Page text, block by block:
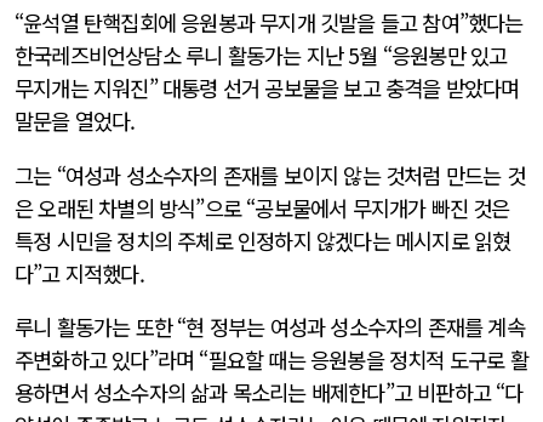
“윤석열 탄핵집회에 응원봉과 무지개 깃발을 들고 참여”했다는
한국레즈비언상담소 루니 활동가는 지난 5월 “응원봉만 있고
무지개는 지워진” 대통령 선거 공보물을 보고 충격을 받았다며
말문을 열었다.
그는 “여성과 성소수자의 존재를 보이지 않는 것처럼 만드는 것
은 오래된 차별의 방식”으로 “공보물에서 무지개가 빠진 것은
특정 시민을 정치의 주체로 인정하지 않겠다는 메시지로 읽혔
다”고 지적했다.
루니 활동가는 또한 “현 정부는 여성과 성소수자의 존재를 계속
주변화하고 있다”라며 “필요할 때는 응원봉을 정치적 도구로 활
용하면서 성소수자의 삶과 목소리는 배제한다”고 비판하고 “다